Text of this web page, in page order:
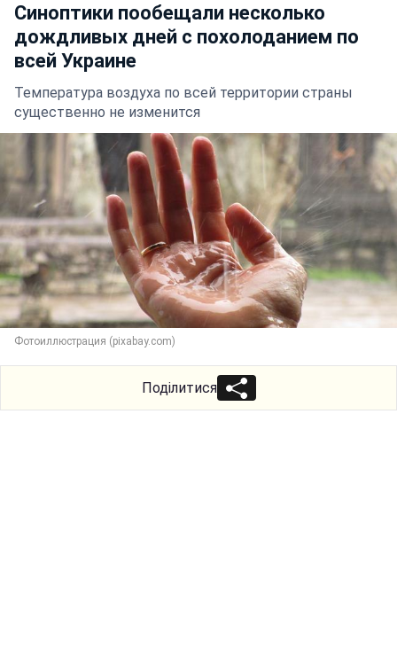
Синоптики пообещали несколько
дождливых дней с похолоданием по
всей Украине
Температура воздуха по всей территории страны
существенно не изменится
Фотоиллюстрация (pixabay.com)
Поділитися